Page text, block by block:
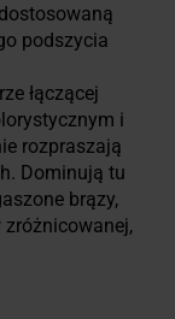
podszycia
łączącej
i
rozpraszają
Dominują tu
brązy,